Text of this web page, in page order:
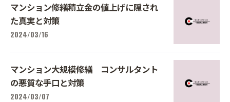
マンション修繕積立金の値上げに隠され
た真実と対策
2024/03/16
マンション大規模修繕 コンサルタント
の悪質な手口と対策
2024/03/07